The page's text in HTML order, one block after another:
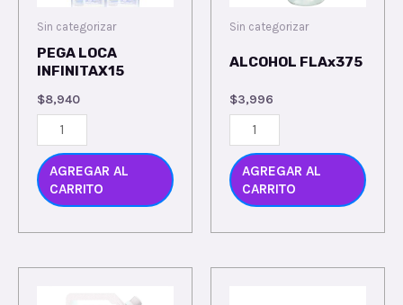
Sin categorizar
PEGA LOCA
INFINITAX15
$8,940
AGREGAR AL
CARRITO
Sin categorizar
ALCOHOL FLAx375
$3,996
AGREGAR AL
CARRITO